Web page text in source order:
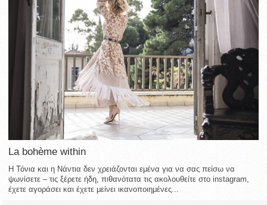
La bohème within
Η Τόνια και η Νάντια δεν χρειάζονται εμένα για να σας πείσω να
ψωνίσετε – τις ξέρετε ήδη, πιθανότατα τις ακολουθείτε στο instagram,
έχετε αγοράσει και έχετε μείνει ικανοποιημένες...